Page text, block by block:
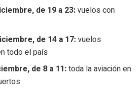
de 19 a 23:vuelos con
de 14 a 17:vuelos
todo el país
de 8 a 11:toda la aviación en